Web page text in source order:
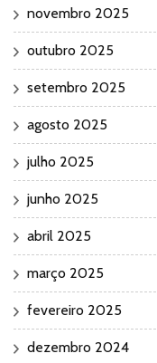
novembro 2025
outubro 2025
setembro 2025
agosto 2025
julho 2025
junho 2025
abril 2025
março 2025
fevereiro 2025
dezembro 2024